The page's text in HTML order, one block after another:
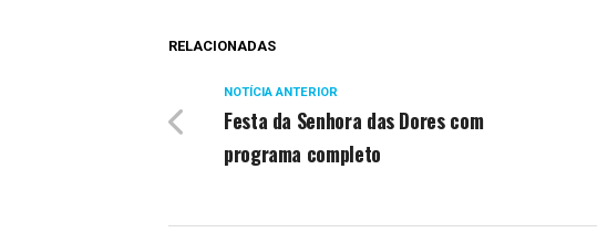
RELACIONADAS
NOTÍCIA ANTERIOR
Festa da Senhora das Dores com
programa completo